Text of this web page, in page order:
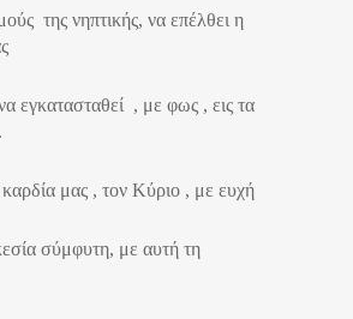
της νηπτικής, να επέλθει η
εγκατασταθεί , με φως , εις τα
μας , τον Κύριο , με ευχή
σύμφυτη, με αυτή τη